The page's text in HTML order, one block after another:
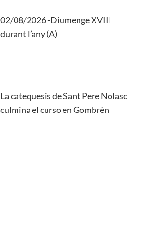
02/08/2026 -Diumenge XVIII
durant l’any (A)
La catequesis de Sant Pere Nolasc
culmina el curso en Gombrèn